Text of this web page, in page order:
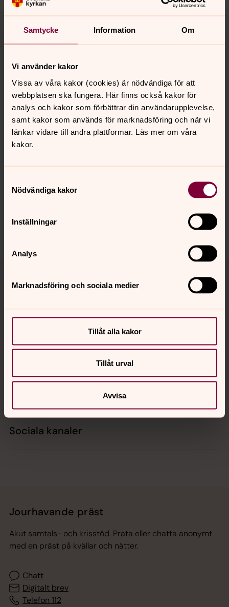
Samtycke Information Om
Vi använder kakor
Vissa av våra kakor (cookies) är nödvändiga för att
webbplatsen ska fungera. Här finns också kakor för
analys och kakor som förbättrar din användarupplevelse,
samt kakor som används för marknadsföring och när vi
länkar vidare till andra plattformar. Läs mer om våra
kakor.
Nödvändiga kakor
Inställningar
Analys
Marknadsföring och sociala medier
Tillåt alla kakor
Tillåt urval
Avvisa
Foto: google maps
Synpunkter eller frågor på sidans
innehåll?
Kontakt
Kalender
Sociala kanaler
Jourhavande präst
Akut samtals- och krisstöd. Prata eller chatta anonymt
med en präst på kvällar och nätter.
Chatt
Digitalt brev
Telefon 112